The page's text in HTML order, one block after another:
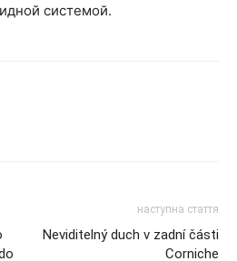
системой.
наступна стаття
Neviditelný duch v zadní části
Corniche